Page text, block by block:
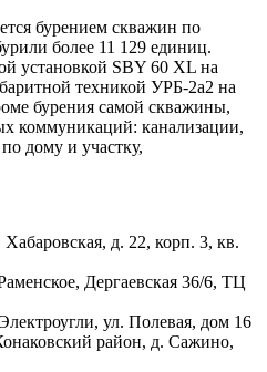
бурением скважин по
более 11 129 единиц.
установкой SBY 60 XL на
техникой УРБ-2а2 на
бурения самой скважины,
коммуникаций: канализации,
дому и участку,
д. 22, корп. 3, кв.
Дергаевская 36/6, ТЦ
ул. Полевая, дом 16
район, д. Сажино,